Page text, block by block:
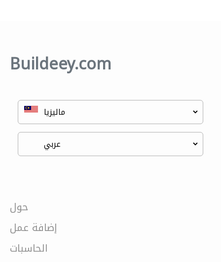
Buildeey.com
حول
إضافة عمل
الحاسبات